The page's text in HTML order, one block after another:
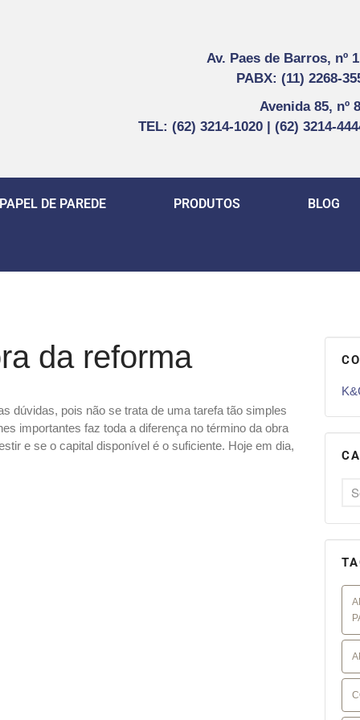
Av. Paes de Barros, nº
PABX: (11) 2268-
Avenida 85, nº
TEL: (62) 3214-1020 | (62) 3214-
PAPEL DE PAREDE PRODUTOS BLOG
da reforma
dúvidas, pois não se trata de uma tarefa tão simples
importantes faz toda a diferença no término da obra
e se o capital disponível é o suficiente. Hoje em dia,